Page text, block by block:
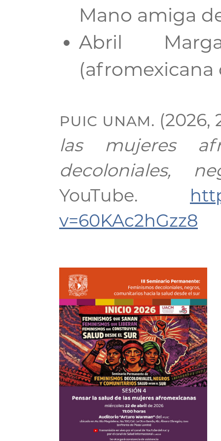
Mano amiga
Abril
(afromexicana
puic unam. (2026,
las mujeres
decoloniales,
YouTube.
v=60KAc2hGzz8